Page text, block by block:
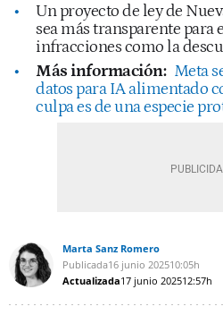
Un proyecto de ley de
sea más transparente para
infracciones como la
Más información: Meta
datos para IA alimentado
culpa es de una especie
Marta Sanz Romero
Publicada16 junio 202510:05h
Actualizada17 junio 202512:57h